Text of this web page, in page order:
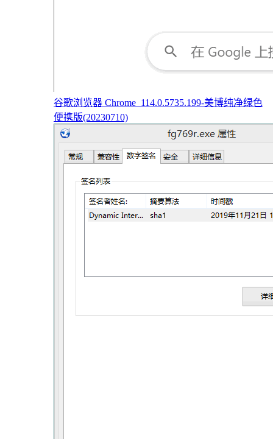
谷歌浏览器 Chrome_114.0.5735.199-美博纯净绿色
便携版(20230710)